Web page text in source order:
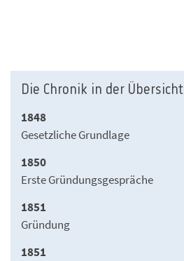
Die Chronik in der Übersicht
1848
Gesetzliche Grundlage
1850
Erste Gründungsgespräche
1851
Gründung
1851